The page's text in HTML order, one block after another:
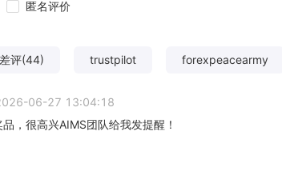
匿名评价
差评(44) trustpilot forexpeacearmy
06-27 13:04:18
，很高兴AIMS团队给我发提醒！